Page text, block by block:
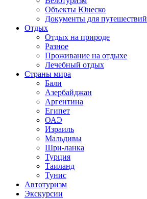
Объекты Юнеско
Документы для путешествий
Отдых
Отдых на природе
Разное
Проживание на отдыхе
Лечебный отдых
Страны мира
Бали
Азербайджан
Аргентина
Египет
ОАЭ
Израиль
Мальдивы
Шри-ланка
Турция
Таиланд
Тунис
Автотуризм
Экскурсии